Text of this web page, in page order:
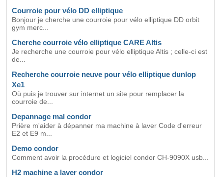
Courroie pour vélo DD elliptique
Bonjour je cherche une courroie pour vélo elliptique DD orbit
gym merc...
Cherche courroie vélo elliptique CARE Altis
Je recherche une courroie pour vélo elliptique Altis ; celle-ci est
de...
Recherche courroie neuve pour vélo elliptique dunlop
Xe1
Où puis je trouver sur internet un site pour remplacer la
courroie de...
Depannage mal condor
Prière m'aider à dépanner ma machine à laver Code d'erreur
E2 et E9 m...
Demo condor
Comment avoir la procédure et logiciel condor CH-9090X usb...
H2 machine a laver condor